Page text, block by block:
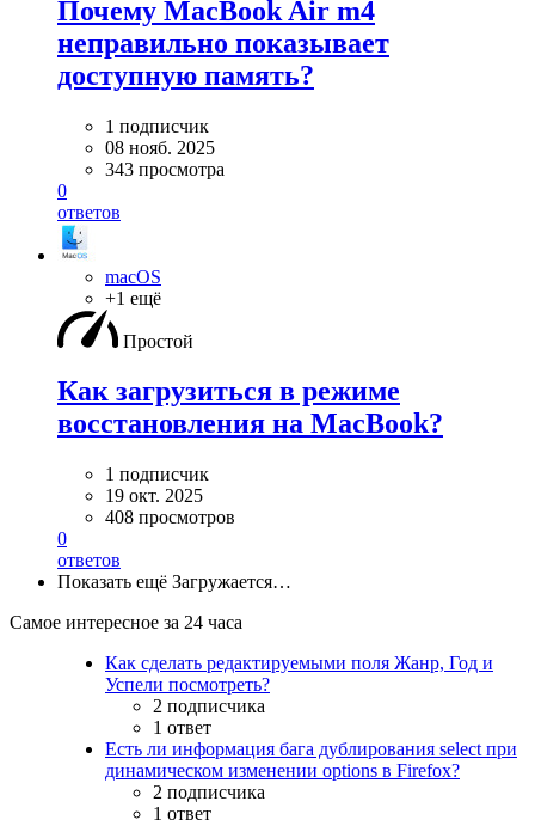
Почему MacBook Air m4
неправильно показывает
доступную память?
1 подписчик
08 нояб. 2025
343 просмотра
0
ответов
macOS
+1 ещё
Простой
Как загрузиться в режиме
восстановления на MacBook?
1 подписчик
19 окт. 2025
408 просмотров
0
ответов
Показать ещё Загружается…
Самое интересное за 24 часа
Как сделать редактируемыми поля Жанр, Год и
Успели посмотреть?
2 подписчика
1 ответ
Есть ли информация бага дублирования select при
динамическом изменении options в Firefox?
2 подписчика
1 ответ